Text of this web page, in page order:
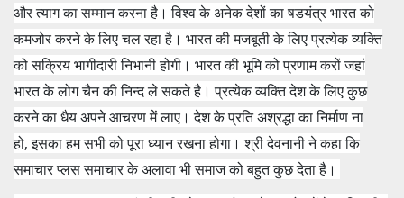
और त्‍याग का सम्‍मान करना है। विश्‍व के अनेक देशों का षडयंत्र भारत को
कमजोर करने के लिए चल रहा है। भारत की मजबूती के लिए प्रत्‍येक व्‍यक्ति
को सक्रिय भागीदारी निभानी होगी। भारत की भूमि को प्रणाम करों जहां
भारत के लोग चैन की निन्‍द ले सकते है। प्रत्‍येक व्‍यक्ति देश के लिए कुछ
करने का धैय अपने आचरण में लाए। देश के प्रति अश्रद्धा का निर्माण ना
हो, इसका हम सभी को पूरा ध्‍यान रखना होगा। श्री देवनानी ने कहा कि
समाचार प्‍लस समाचार के अलावा भी समाज को बहुत कुछ देता है।